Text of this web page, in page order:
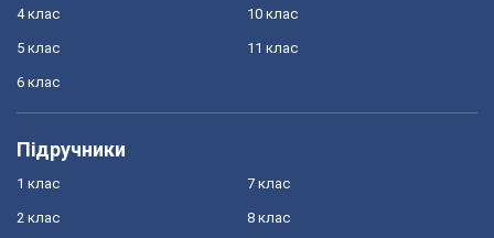
4 клас
5 клас
6 клас
10 клас
11 клас
Підручники
1 клас
2 клас
7 клас
8 клас